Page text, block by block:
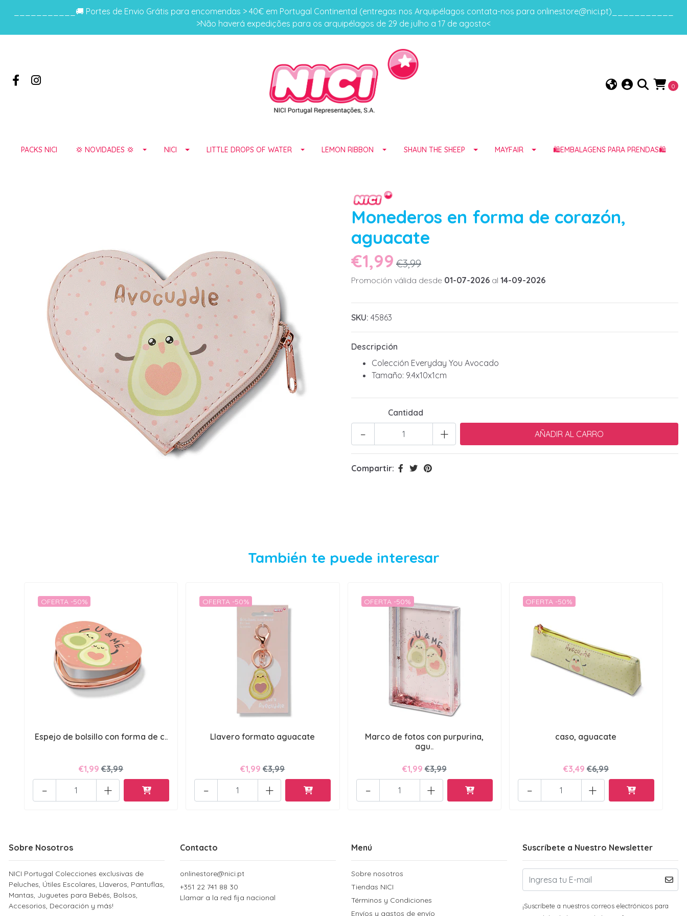
___________🚚 Portes de Envio Grátis para encomendas > 40€ em Portugal Continental (entregas nos Arquipélagos contata-nos para onlinestore@nici.pt)___________
>Não haverá expedições para os arquipélagos de 29 de julho a 17 de agosto<
0
PACKS NICI 💢 NOVIDADES 💢 NICI LITTLE DROPS OF WATER LEMON RIBBON SHAUN THE SHEEP MAYFAIR 🛍️EMBALAGENS PARA PRENDAS🛍️
Monederos en forma de corazón,
aguacate
€1,99 €3,99
Promoción válida desde 01-07-2026 al 14-09-2026
SKU: 45863
Descripción
Colección Everyday You Avocado
Tamaño: 9.4x10x1cm
Cantidad
+
-
Compartir:
También te puede interesar
OFERTA -50%
Espejo de bolsillo con forma de c..
€1,99 €3,99
+
-
OFERTA -50%
Llavero formato aguacate
€1,99 €3,99
+
-
OFERTA -50%
Marco de fotos con purpurina,
agu..
€1,99 €3,99
+
-
OFERTA -50%
caso, aguacate
€3,49 €6,99
+
-
Sobre Nosotros
NICI Portugal Colecciones exclusivas de
Peluches, Útiles Escolares, Llaveros, Pantuflas,
Mantas, Juguetes para Bebés, Bolsos,
Accesorios, Decoración y más!
Contacto
onlinestore@nici.pt
+351 22 741 88 30
Llamar a la red fija nacional
Menú
Sobre nosotros
Tiendas NICI
Términos y Condiciones
Envíos y gastos de envío
Suscríbete a Nuestro Newsletter
¡Suscríbete a nuestros correos electrónicos para